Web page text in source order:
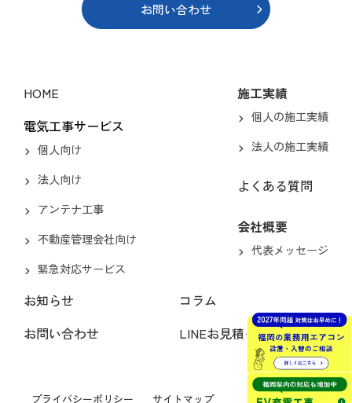
お問い合わせ
HOME
電気工事サービス
個人向け
法人向け
アンテナ工事
不動産管理会社向け
緊急対応サービス
施工実績
個人の施工実績
法人の施工実績
よくある質問
会社概要
代表メッセージ
お知らせ
コラム
お問い合わせ
LINEお見積もり
プライバシーポリシー サイトマップ